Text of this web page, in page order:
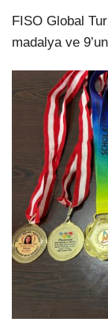
FISO Global
madalya ve